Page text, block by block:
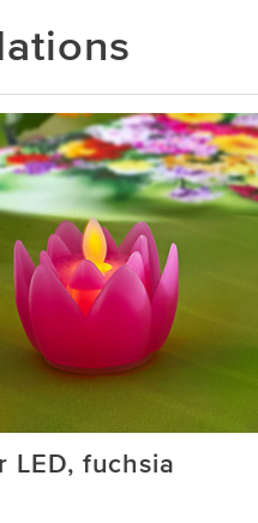
LED, fuchsia